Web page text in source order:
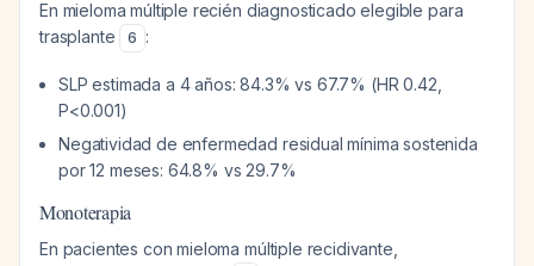
En mieloma múltiple recién diagnosticado elegible para
trasplante
6 :
SLP estimada a 4 años: 84.3% vs 67.7% (HR 0.42,
P<0.001)
Negatividad de enfermedad residual mínima sostenida
por 12 meses: 64.8% vs 29.7%
Monoterapia
En pacientes con mieloma múltiple recidivante,